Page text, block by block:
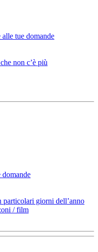
tue domande
non c’è più
domande
particolari giorni dell’anno
/ film